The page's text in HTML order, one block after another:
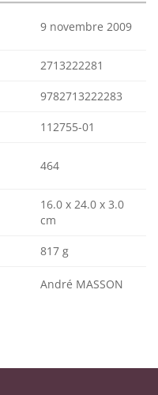
9 novembre 2009
2713222281
9782713222283
112755-01
464
16.0 x 24.0 x 3.0
cm
817 g
André MASSON